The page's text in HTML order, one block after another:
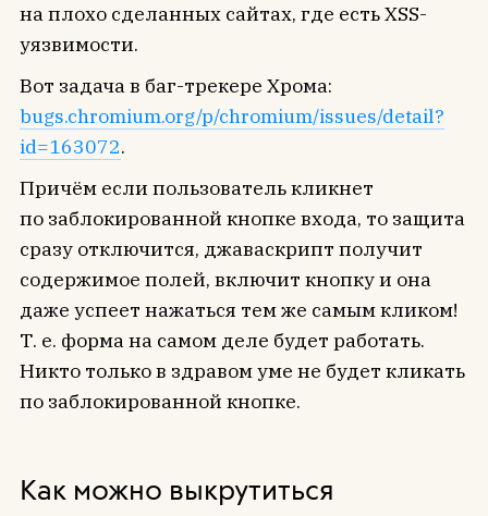
на плохо сделанных сайтах, где есть XSS-
уязвимости.
Вот задача в баг-трекере Хрома:
bugs.chromium.org/p/chromium/issues/detail?
id=163072.
Причём если пользователь кликнет
по заблокированной кнопке входа, то защита
сразу отключится, джаваскрипт получит
содержимое полей, включит кнопку и она
даже успеет нажаться тем же самым кликом!
Т. е. форма на самом деле будет работать.
Никто только в здравом уме не будет кликать
по заблокированной кнопке.
Как можно выкрутиться